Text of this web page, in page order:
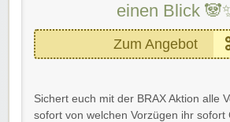
einen Blick
Zum Angebot
Sichert euch mit der BRAX Aktion alle
sofort von welchen Vorzügen ihr sofort